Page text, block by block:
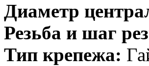
Диаметр
Резьба и шаг
Тип крепежа: